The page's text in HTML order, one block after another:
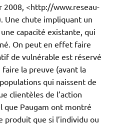
2008, <http://www.reseau-
Une chute impliquant un
capacité existante, qui
On peut en effet faire
de vulnérable est réservé
la preuve (avant la
qui naissent de
clientèles de l’action
que Paugam ont montré
produit que si l’individu ou